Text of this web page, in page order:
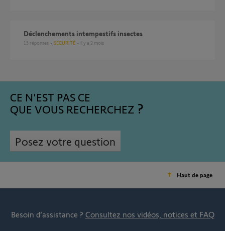
Déclenchements intempestifs insectes
15 réponses SÉCURITÉ il y a 2 mois
CE N'EST PAS CE
QUE VOUS RECHERCHEZ
Posez votre question
Haut de page
Besoin d’assistance ? Consultez nos vidéos, notices et FAQ